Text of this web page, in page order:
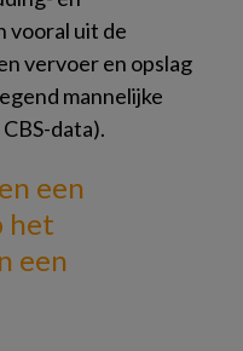
vooral uit de
vervoer en opslag
mannelijke
CBS-data).
een
het
een